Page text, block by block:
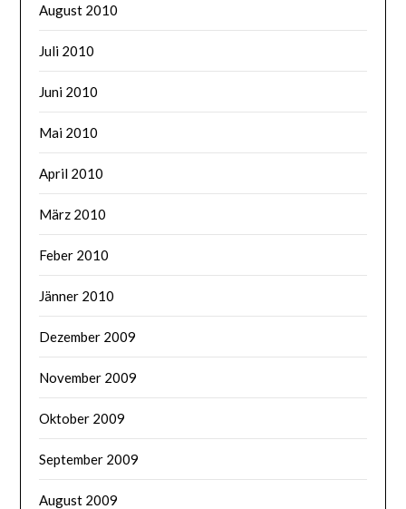
August 2010
Juli 2010
Juni 2010
Mai 2010
April 2010
März 2010
Feber 2010
Jänner 2010
Dezember 2009
November 2009
Oktober 2009
September 2009
August 2009